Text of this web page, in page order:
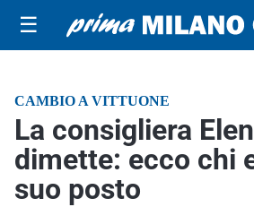
☰
CAMBIO A VITTUONE
La consigliera
dimette: ecco chi
suo posto